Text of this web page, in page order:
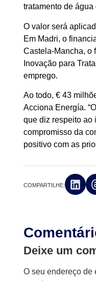
tratamento de
O valor será
Em Madri, o
Castela-Mancha, o
Inovação para
emprego.
Ao todo, € 43
Acciona Energía.
que diz respeito ao
compromisso da
positivo com as
COMPARTILHE:
Deixe um
O seu endereço de